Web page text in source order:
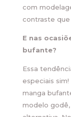
com
contraste
E nas
bufante?
Essa
especiais
manga
modelo